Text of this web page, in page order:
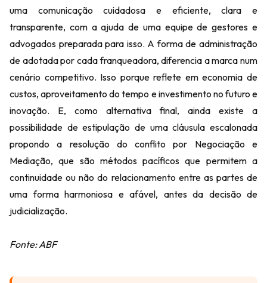
uma comunicação cuidadosa e eficiente, clara e
transparente, com a ajuda de uma equipe de gestores e
advogados preparada para isso. A forma de administração
de adotada por cada franqueadora, diferencia a marca num
cenário competitivo. Isso porque reflete em economia de
custos, aproveitamento do tempo e investimento no futuro e
inovação. E, como alternativa final, ainda existe a
possibilidade de estipulação de uma cláusula escalonada
propondo a resolução do conflito por Negociação e
Mediação, que são métodos pacíficos que permitem a
continuidade ou não do relacionamento entre as partes de
uma forma harmoniosa e afável, antes da decisão de
judicialização.
Fonte: ABF